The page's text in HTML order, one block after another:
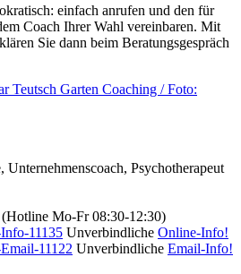
einfach anrufen und den für
Coach Ihrer Wahl vereinbaren. Mit
Sie dann beim Beratungsgespräch
Unternehmenscoach, Psychotherapeut
Mo-Fr 08:30-12:30)
Unverbindliche Online-Info!
Unverbindliche Email-Info!